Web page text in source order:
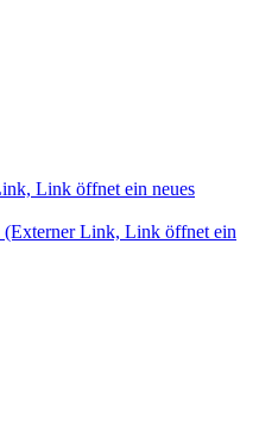
Link öffnet ein neues
(Externer Link, Link öffnet ein